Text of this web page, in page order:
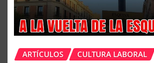
ARTÍCULOS CULTURA LABORAL